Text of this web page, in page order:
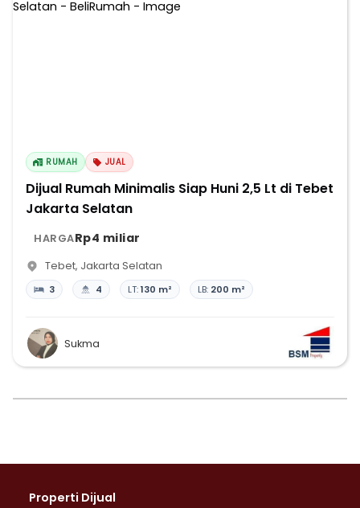
RUMAH JUAL
Dijual Rumah Minimalis Siap Huni 2,5 Lt di Tebet
Jakarta Selatan
HARGARp4 miliar
Tebet, Jakarta Selatan
3 4 LT:130 m² LB: 200 m²
Sukma
Properti Dijual